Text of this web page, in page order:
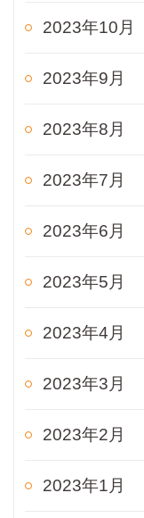
2023年10月
2023年9月
2023年8月
2023年7月
2023年6月
2023年5月
2023年4月
2023年3月
2023年2月
2023年1月